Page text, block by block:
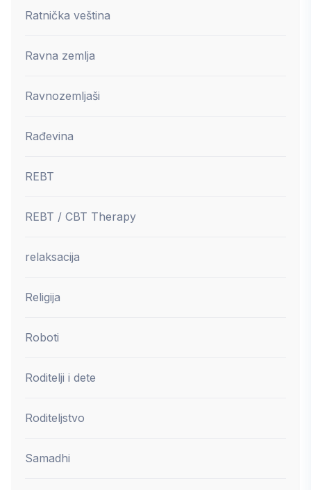
Ratnička veština
Ravna zemlja
Ravnozemljaši
Rađevina
REBT
REBT / CBT Therapy
relaksacija
Religija
Roboti
Roditelji i dete
Roditeljstvo
Samadhi